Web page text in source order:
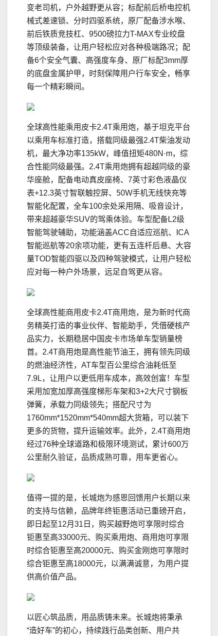
变老司机，户外越野更从容；标配前后桥电控机
械式差速锁、分时四驱系统，原厂配备涉水喉、
前后铁质竞技杠、9500磅拉力T-MAX专业绞盘
等顶级装备，让用户轻松应对各种极端路况；配
备6个安全气囊、高强度车身、原厂标配3mm厚
的底盘金属护甲，时刻保障用户行车安全，畅享
每一个精彩瞬间。
全球高性能乘用皮卡2.4T乘用炮，基于坦克平台
以乘用车标准打造，搭载同级最强2.4T柴油发动
机，最大净功率135kW，峰值扭矩480N·m，综
合性能同级最强。2.4T乘用炮拥有超越同级的豪
华座舱，配备电动真皮座椅、7英寸彩色液晶仪
表+12.3英寸智联触控屏、50W手机无线快充等
智能化配置，全车100余处采用隔、吸音设计，
带来超越豪华SUV的驾乘体验。车型配备L2级
智能驾驶辅助，功能涵盖ACC自适应巡航、ICA
智能巡航等20余项功能，更有五连杆后悬、大容
量TOD智能四驱以及四种驾驶模式，让用户轻松
应对每一种户外场景，远足自驾更从容。
全球高性能商用皮卡2.4T商用炮，是为新时代商
务精英打造的事业伙伴、智能助手，凭借硬核产
品实力，长期稳居中国皮卡市场单车型销量榜
首。2.4T商用炮是高性能节油王，拥有领先同级
的燃油经济性，AT车型百公里综合油耗低至
7.9L，让用户以更低用车成本，高效创富！车型
采用加宽加厚高强度梯形车架和3+2大尺寸钢板
弹簧，承载力同级领先；搭配尺寸为
1760mm*1520mm*540mm超大货箱，可以装下
更多的货物，提升运输效率。此外，2.4T商用炮
经过76种全球道路和极限环境测试，累计600万
公里耐久验证，品质成熟可靠，用车更省心。
值得一提的是，长城炮为感恩回馈用户长期以来
的支持与信赖，品牌年终钜惠活动已重磅开启，
即日起至12月31日，购买越野炮可享限时综合
钜惠至高33000元、购买乘用炮、商用炮可享限
时综合钜惠至高20000元、购买金刚炮可享限时
综合钜惠至高18000元，以满满诚意，为用户提
供高价值产品。
以匠心筑品质，用品质铸未来。长城炮将秉承
“造好车”的初心，持续践行品类创新、用户共